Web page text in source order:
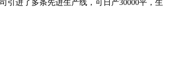
引进了多条先进生产线，可日产30000平，生